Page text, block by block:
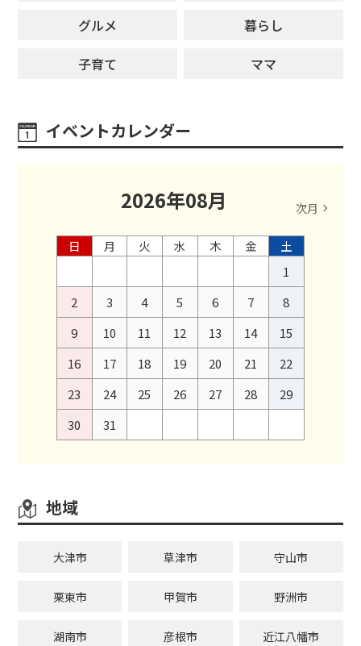
グルメ
暮らし
子育て
ママ
イベントカレンダー
2026年08月 次月
日 月 火 水 木 金
土
1
2
3 4 5 6 7
8
9
10 11 12 13 14
15
16
17 18 19 20 21
22
23
24 25 26 27 28
29
30
31
地域
大津市 草津市 守山市
栗東市 甲賀市 野洲市
湖南市 彦根市 近江八幡市